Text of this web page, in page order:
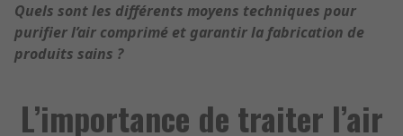
Quels sont les différents moyens techniques pour
purifier l’air comprimé et garantir la fabrication de
produits sains ?
L’importance de traiter l’air